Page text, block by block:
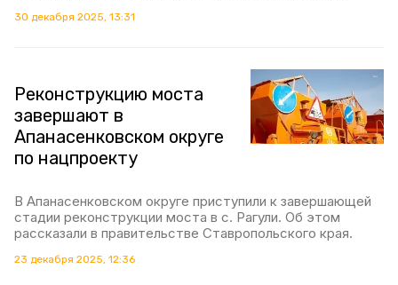
30 декабря 2025, 13:31
Реконструкцию моста
завершают в
Апанасенковском округе
по нацпроекту
В Апанасенковском округе приступили к завершающей
стадии реконструкции моста в с. Рагули. Об этом
рассказали в правительстве Ставропольского края.
23 декабря 2025, 12:36